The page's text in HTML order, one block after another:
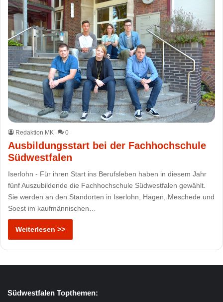
Redaktion MK 0
Ausbildungsstart bei der Fachhochschule
Südwestfalen
Iserlohn - Für ihren Start ins Berufsleben haben in diesem Jahr
fünf Auszubildende die Fachhochschule Südwestfalen gewählt.
Sie werden an den Standorten in Iserlohn, Hagen, Meschede und
Soest im kaufmännischen…
Weiterlesen >>
Südwestfalen Topthemen: